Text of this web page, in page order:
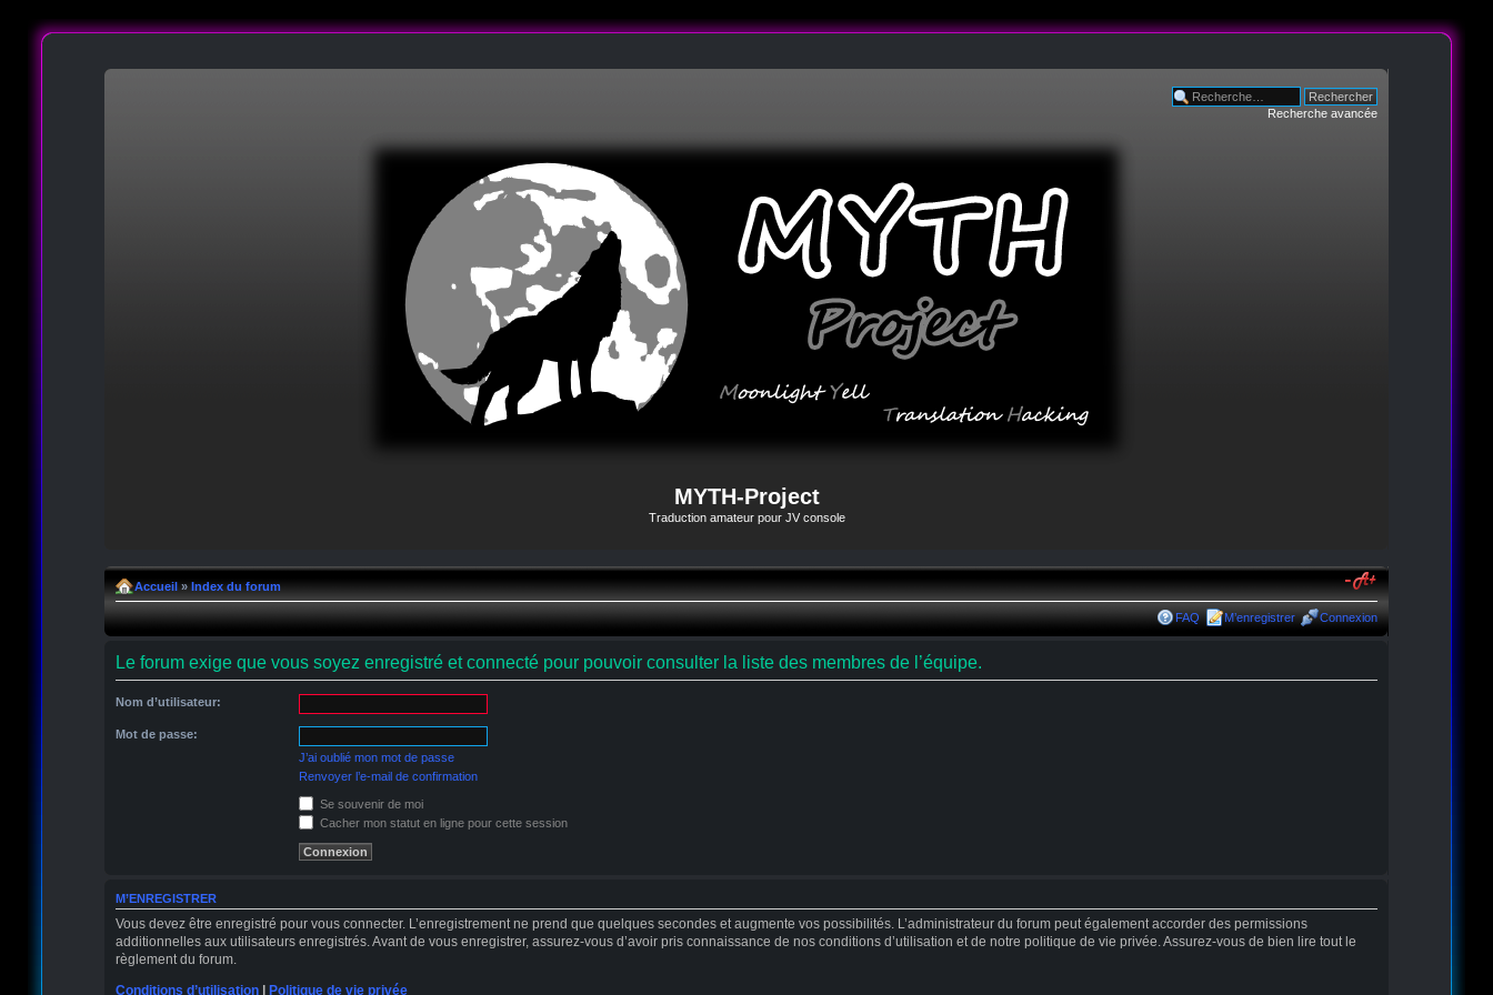
Recherche avancée
MYTH-Project
Traduction amateur pour JV console
Accueil» Index du forum
FAQ M’enregistrer Connexion
Le forum exige que vous soyez enregistré et connecté pour pouvoir consulter la liste des membres de l’équipe.
Nom d’utilisateur:
Mot de passe:
J’ai oublié mon mot de passe
Renvoyer l’e-mail de confirmation
Se souvenir de moi
Cacher mon statut en ligne pour cette session
M’ENREGISTRER
Vous devez être enregistré pour vous connecter. L’enregistrement ne prend que quelques secondes et augmente vos possibilités. L’administrateur du forum peut également accorder des permissions
additionnelles aux utilisateurs enregistrés. Avant de vous enregistrer, assurez-vous d’avoir pris connaissance de nos conditions d’utilisation et de notre politique de vie privée. Assurez-vous de bien lire tout le
règlement du forum.
Conditions d’utilisation| Politique de vie privée